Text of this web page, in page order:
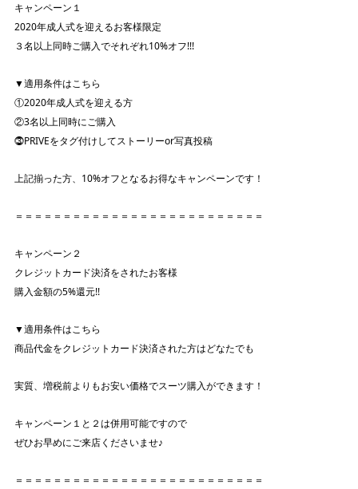
キャンペーン１
2020年成人式を迎えるお客様限定
３名以上同時ご購入でそれぞれ10%オフ!!!
▼適用条件はこちら
①2020年成人式を迎える方
②3名以上同時にご購入
⓷PRIVEをタグ付けしてストーリーor写真投稿
上記揃った方、10%オフとなるお得なキャンペーンです！
＝＝＝＝＝＝＝＝＝＝＝＝＝＝＝＝＝＝＝＝＝＝＝＝＝＝
キャンペーン２
クレジットカード決済をされたお客様
購入金額の5%還元!!
▼適用条件はこちら
商品代金をクレジットカード決済された方はどなたでも
実質、増税前よりもお安い価格でスーツ購入ができます！
キャンペーン１と２は併用可能ですので
ぜひお早めにご来店くださいませ♪
＝＝＝＝＝＝＝＝＝＝＝＝＝＝＝＝＝＝＝＝＝＝＝＝＝＝